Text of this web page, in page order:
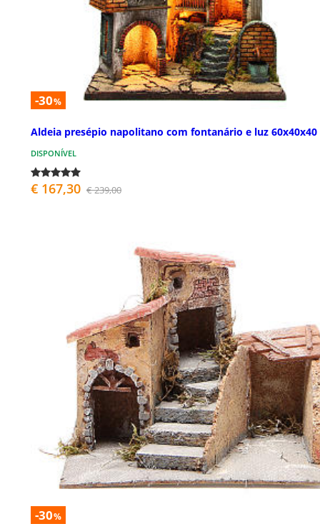
-30%
Aldeia presépio napolitano com fontanário e luz 60x40x40
DISPONÍVEL
€ 167,30 € 239,00
-30%